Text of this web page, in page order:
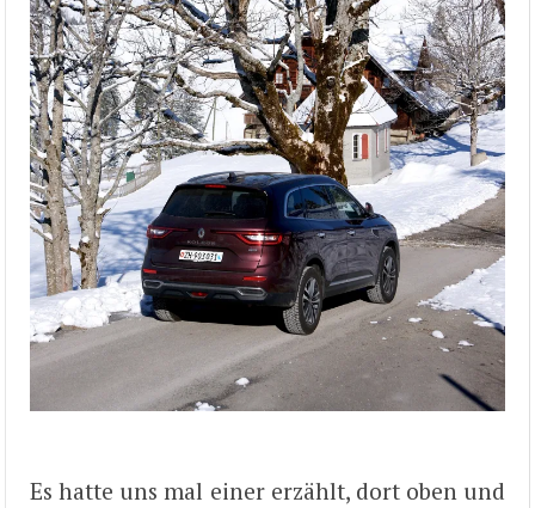
Es hatte uns mal einer erzählt, dort oben und